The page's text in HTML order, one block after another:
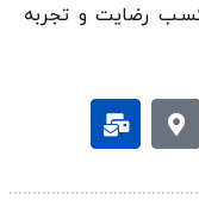
رضایت و تجربه